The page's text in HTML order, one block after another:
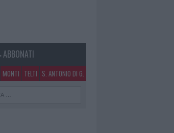
ABBONATI
MONTI TELTI S. ANTONIO DI G.